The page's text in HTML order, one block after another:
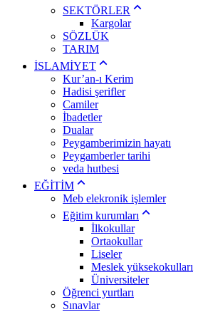
SEKTÖRLER
Kargolar
SÖZLÜK
TARIM
İSLAMİYET
Kur’an-ı Kerim
Hadisi şerifler
Camiler
İbadetler
Dualar
Peygamberimizin hayatı
Peygamberler tarihi
veda hutbesi
EĞİTİM
Meb elekronik işlemler
Eğitim kurumları
İlkokullar
Ortaokullar
Liseler
Meslek yüksekokulları
Üniversiteler
Öğrenci yurtları
Sınavlar